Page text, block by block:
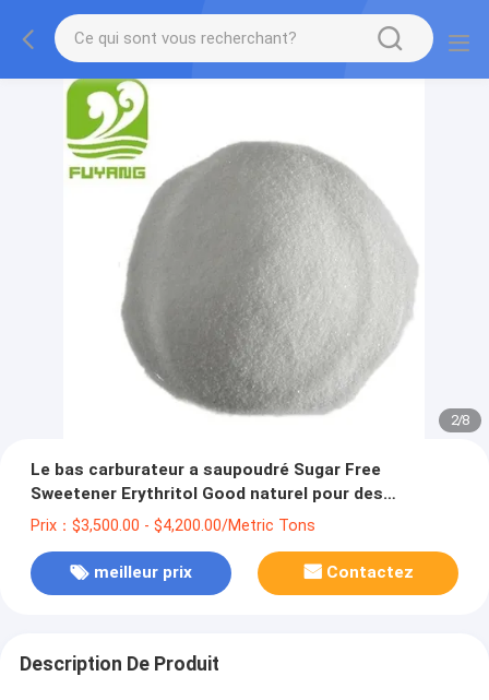
2/8
Le bas carburateur a saupoudré Sugar Free
Sweetener Erythritol Good naturel pour des
diabétiques
Prix：$3,500.00 - $4,200.00/Metric Tons
meilleur prix Contactez
Description De Produit